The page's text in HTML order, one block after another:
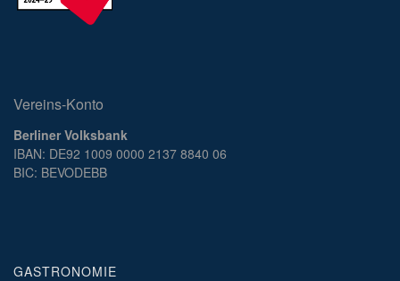
Vereins-Konto
Berliner Volksbank
IBAN: DE92 1009 0000 2137 8840 06
BIC: BEVODEBB
GASTRONOMIE